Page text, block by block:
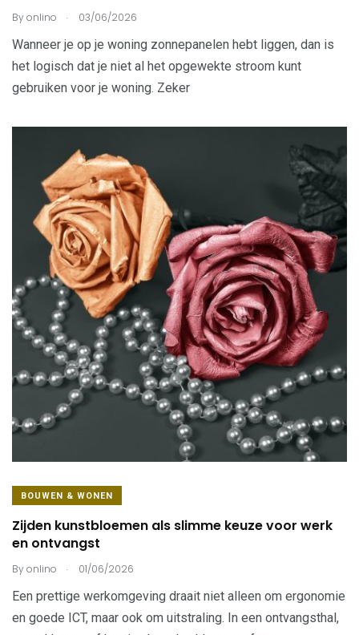
Byonlino . 03/06/2026
Wanneer je op je woning zonnepanelen hebt liggen, dan is
het logisch dat je niet al het opgewekte stroom kunt
gebruiken voor je woning. Zeker
BOUWEN & WONEN
Zijden kunstbloemen als slimme keuze voor werk
en ontvangst
Byonlino . 01/06/2026
Een prettige werkomgeving draait niet alleen om ergonomie
en goede ICT, maar ook om uitstraling. In een ontvangsthal,